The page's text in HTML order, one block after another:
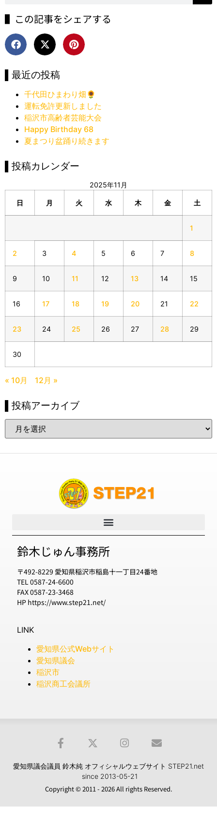
▌この記事をシェアする
▌最近の投稿
千代田ひまわり畑🌻
運転免許更新しました
稲沢市高齢者芸能大会
Happy Birthday 68
夏まつり盆踊り続きます
▌投稿カレンダー
2025年11月
日 月 火 水 木 金 土
1
2 3 4 5 6 7 8
9 10 11 12 13 14 15
16 17 18 19 20 21 22
23 24 25 26 27 28 29
30
« 10月 12月 »
▌投稿アーカイブ
鈴木じゅん事務所
〒492-8229 愛知県稲沢市稲島十一丁目24番地
TEL 0587-24-6600
FAX 0587-23-3468
HP https://www.step21.net/
LINK
愛知県公式Webサイト
愛知県議会
稲沢市
稲沢商工会議所
愛知県議会議員 鈴木純 オフィシャルウェブサイト STEP21.net
since 2013-05-21
Copyright © 2011 - 2026 All rights Reserved.